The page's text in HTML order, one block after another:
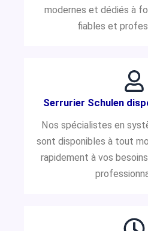
modernes et dédiés à
fiables et
Serrurier Schulen
Nos spécialistes en
sont disponibles à tout
rapidement à vos